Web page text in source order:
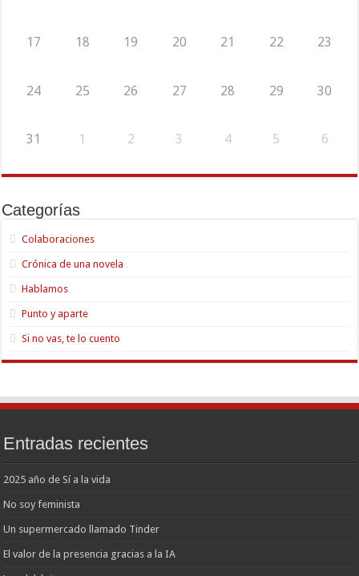
17 18 19 20 21 22 23
24 25 26 27 28 29 30
31 1 2 3 4 5 6
Categorías
Colaboraciones
Crónica de una novela
Hablamos
Punto y aparte
Si no vas, te lo cuento
Entradas recientes
2025 año de Sí a la vida
No soy feminista
Un supermercado llamado Tinder
El valor de la presencia gracias a la IA